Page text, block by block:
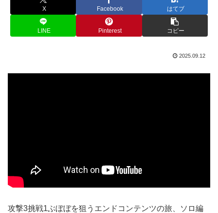
X Facebook はてブ
LINE Pinterest コピー
2025.09.12
攻撃3挑戦1ぶぼぼを狙うエンドコンテンツの旅、ソロ編